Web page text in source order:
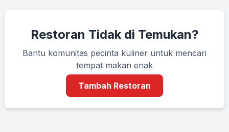
Restoran Tidak di Temukan?
Bantu komunitas pecinta kuliner untuk mencari
tempat makan enak
Tambah Restoran